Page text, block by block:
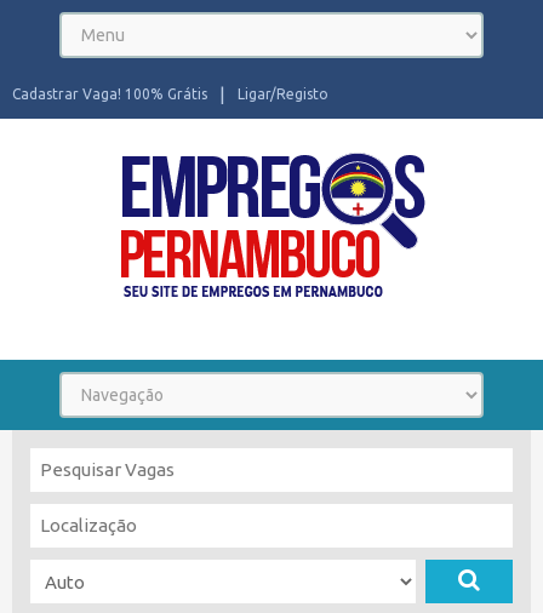
Ligar/Registo
Cadastrar Vaga! 100% Grátis